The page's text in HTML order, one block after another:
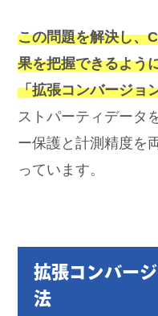
この問題を解決し、
果を把握できるよう
「拡張コンバージョ
ストパーティデータ
ー保護と計測精度を
っています。
拡張コンバー
法